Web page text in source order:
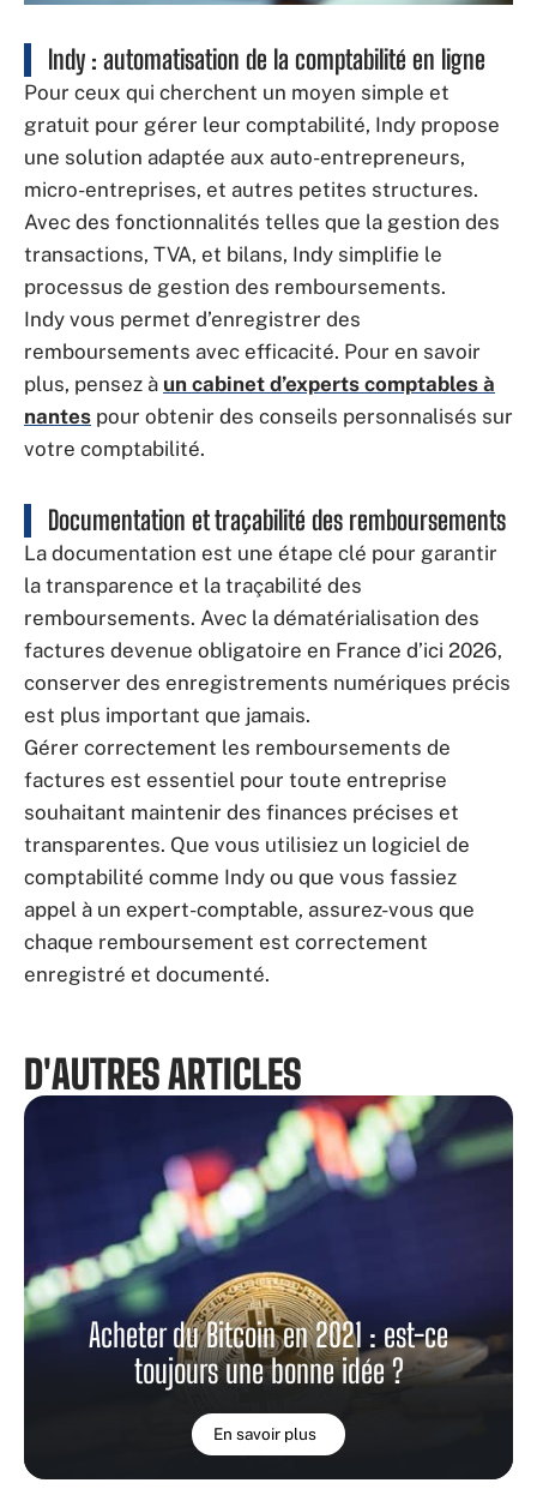
Indy : automatisation de la comptabilité en ligne
Pour ceux qui cherchent un moyen simple et
gratuit pour gérer leur comptabilité, Indy propose
une solution adaptée aux auto-entrepreneurs,
micro-entreprises, et autres petites structures.
Avec des fonctionnalités telles que la gestion des
transactions, TVA, et bilans, Indy simplifie le
processus de gestion des remboursements.
Indy vous permet d’enregistrer des
remboursements avec efficacité. Pour en savoir
plus, pensez à un cabinet d’experts comptables à
nantes pour obtenir des conseils personnalisés sur
votre comptabilité.
Documentation et traçabilité des remboursements
La documentation est une étape clé pour garantir
la transparence et la traçabilité des
remboursements. Avec la dématérialisation des
factures devenue obligatoire en France d’ici 2026,
conserver des enregistrements numériques précis
est plus important que jamais.
Gérer correctement les remboursements de
factures est essentiel pour toute entreprise
souhaitant maintenir des finances précises et
transparentes. Que vous utilisiez un logiciel de
comptabilité comme Indy ou que vous fassiez
appel à un expert-comptable, assurez-vous que
chaque remboursement est correctement
enregistré et documenté.
D'AUTRES ARTICLES
Acheter du Bitcoin en 2021 : est-ce
toujours une bonne idée ?
En savoir plus